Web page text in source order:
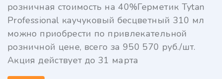
розничная стоимость на 40%Герметик Tytan
Professional каучуковый бесцветный 310 мл
можно приобрести по привлекательной
розничной цене, всего за 950 570 руб./шт.
Акция действует до 31 марта